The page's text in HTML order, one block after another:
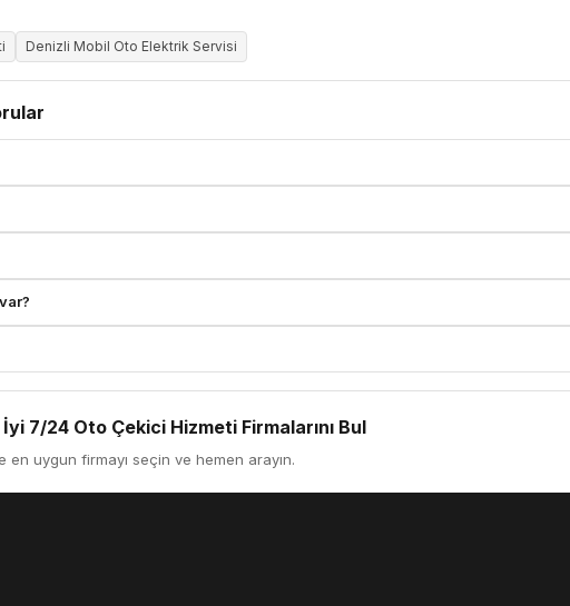
Denizli Mobil Oto Elektrik Servisi
7/24 Oto Çekici Hizmeti Firmalarını Bul
en uygun firmayı seçin ve hemen arayın.